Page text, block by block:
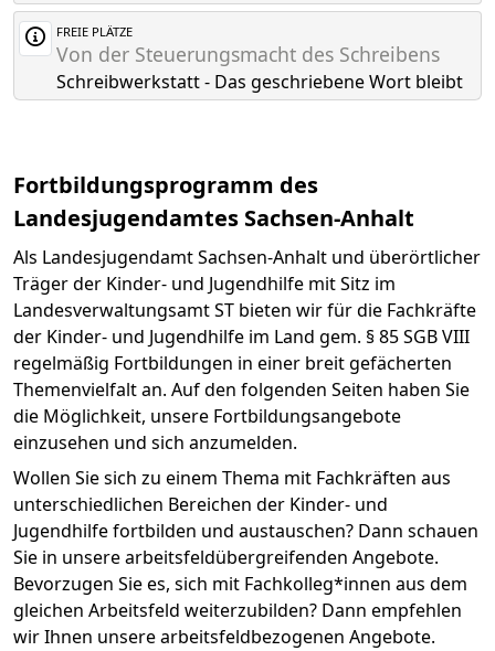
FREIE PLÄTZE
Von der Steuerungsmacht des Schreibens
Schreibwerkstatt - Das geschriebene Wort bleibt
Fortbildungsprogramm des
Landesjugendamtes Sachsen-Anhalt
Als Landesjugendamt Sachsen-Anhalt und überörtlicher
Träger der Kinder- und Jugendhilfe mit Sitz im
Landesverwaltungsamt ST bieten wir für die Fachkräfte
der Kinder- und Jugendhilfe im Land gem. § 85 SGB VIII
regelmäßig Fortbildungen in einer breit gefächerten
Themenvielfalt an. Auf den folgenden Seiten haben Sie
die Möglichkeit, unsere Fortbildungsangebote
einzusehen und sich anzumelden.
Wollen Sie sich zu einem Thema mit Fachkräften aus
unterschiedlichen Bereichen der Kinder- und
Jugendhilfe fortbilden und austauschen? Dann schauen
Sie in unsere arbeitsfeldübergreifenden Angebote.
Bevorzugen Sie es, sich mit Fachkolleg*innen aus dem
gleichen Arbeitsfeld weiterzubilden? Dann empfehlen
wir Ihnen unsere arbeitsfeldbezogenen Angebote.